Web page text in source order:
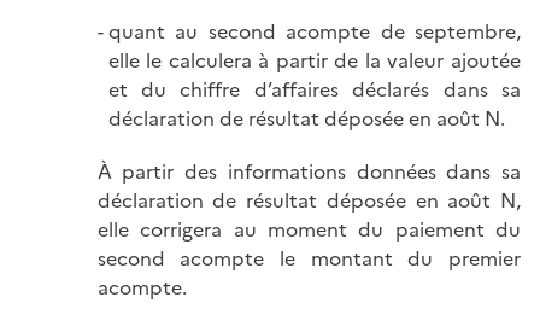
quant au second acompte de septembre,
elle le calculera à partir de la valeur ajoutée
et du chiffre d’affaires déclarés dans sa
déclaration de résultat déposée en août N.
À partir des informations données dans sa
déclaration de résultat déposée en août N,
elle corrigera au moment du paiement du
second acompte le montant du premier
acompte.